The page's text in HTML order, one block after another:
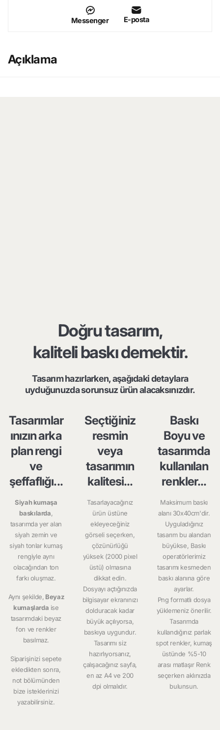
Messenger E-posta
Açıklama
Doğru tasarım,
kaliteli baskı demektir.
Tasarım hazırlarken, aşağıdaki detaylara
uyduğunuzda sorunsuz ürün alacaksınızdır.
Tasarımlar
ınızın arka
plan rengi
ve
şeffaflığı...
Siyah kumaşa
baskılarda,
tasarımda yer alan
siyah zemin ve
siyah tonlar kumaş
rengiyle aynı
olacağından ton
farkı oluşmaz.
Aynı şekilde, Beyaz
kumaşlarda ise
tasarımdaki beyaz
fon ve renkler
basılmaz.
Siparişinizi sepete
ekledikten sonra,
not bölümünden
bize isteklerinizi
yazabilirsiniz.
Seçtiğiniz
resmin
veya
tasarımın
kalitesi...
Tasarlayacağınız
ürün üstüne
ekleyeceğiniz
görseli seçerken,
çözünürlüğü
yüksek (2000 pixel
üstü) olmasına
dikkat edin.
Dosyayı açtığınızda
bilgisayar ekranınızı
dolduracak kadar
büyük açılıyorsa,
baskıya uygundur.
Tasarımı siz
hazırlıyorsanız,
çalışacağınız sayfa,
en az A4 ve 200
dpi olmalıdır.
Baskı
Boyu ve
tasarımda
kullanılan
renkler...
Maksimum baskı
alanı 30x40cm'dir.
Uyguladığınız
tasarım bu alandan
büyükse, Baskı
operatörlerimiz
tasarımı kesmeden
baskı alanına göre
ayarlar.
Png formatlı dosya
yüklemeniz önerilir.
Tasarımda
kullandığınız parlak
spot renkler, kumaş
üstünde %5-10
arası matlaşır Renk
seçerken aklınızda
bulunsun.